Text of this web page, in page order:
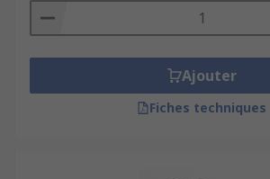
Ajouter
Fiches techniques